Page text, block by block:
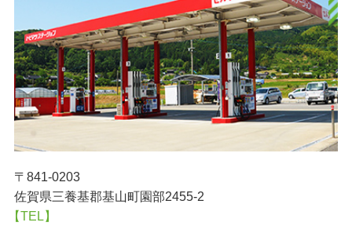
〒841-0203
佐賀県三養基郡基山町園部2455-2
【TEL】